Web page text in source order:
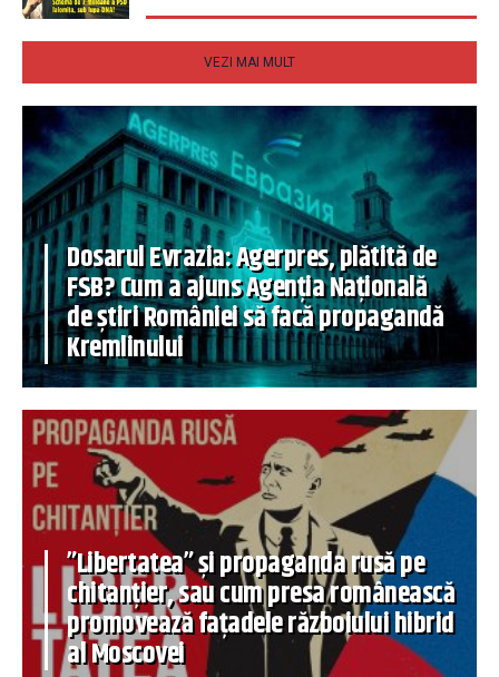
VEZI MAI MULT
Dosarul Evrazia: Agerpres, plătită de
FSB? Cum a ajuns Agenția Națională
de știri României să facă propagandă
Kremlinului
”Libertatea” și propaganda rusă pe
chitanțier, sau cum presa românească
promovează fațadele războiului hibrid
al Moscovei